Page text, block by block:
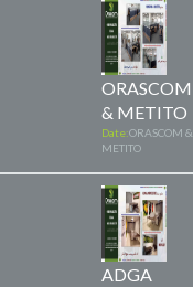
ORASCOM
& METITO
Date:ORASCOM &
METITO
ADGA